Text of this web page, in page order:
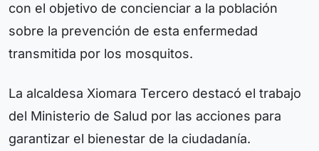
con el objetivo de concienciar a la población
sobre la prevención de esta enfermedad
transmitida por los mosquitos.
La alcaldesa Xiomara Tercero destacó el trabajo
del Ministerio de Salud por las acciones para
garantizar el bienestar de la ciudadanía.